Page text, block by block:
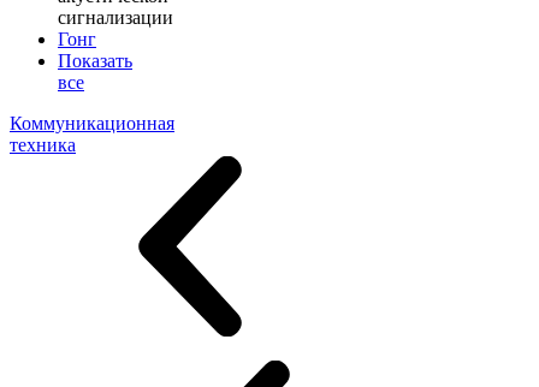
сигнализации
Гонг
Показать
все
Коммуникационная
техника